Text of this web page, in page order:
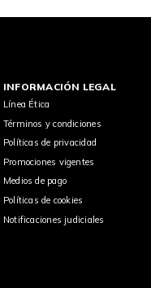
INFORMACIÓN LEGAL
Línea Ética
Términos y condiciones
Políticas de privacidad
Promociones vigentes
Medios de pago
Políticas de cookies
Notificaciones judiciales